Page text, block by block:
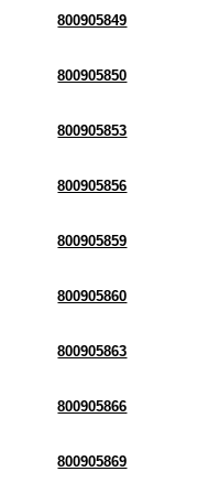
800905849
800905850
800905853
800905856
800905859
800905860
800905863
800905866
800905869